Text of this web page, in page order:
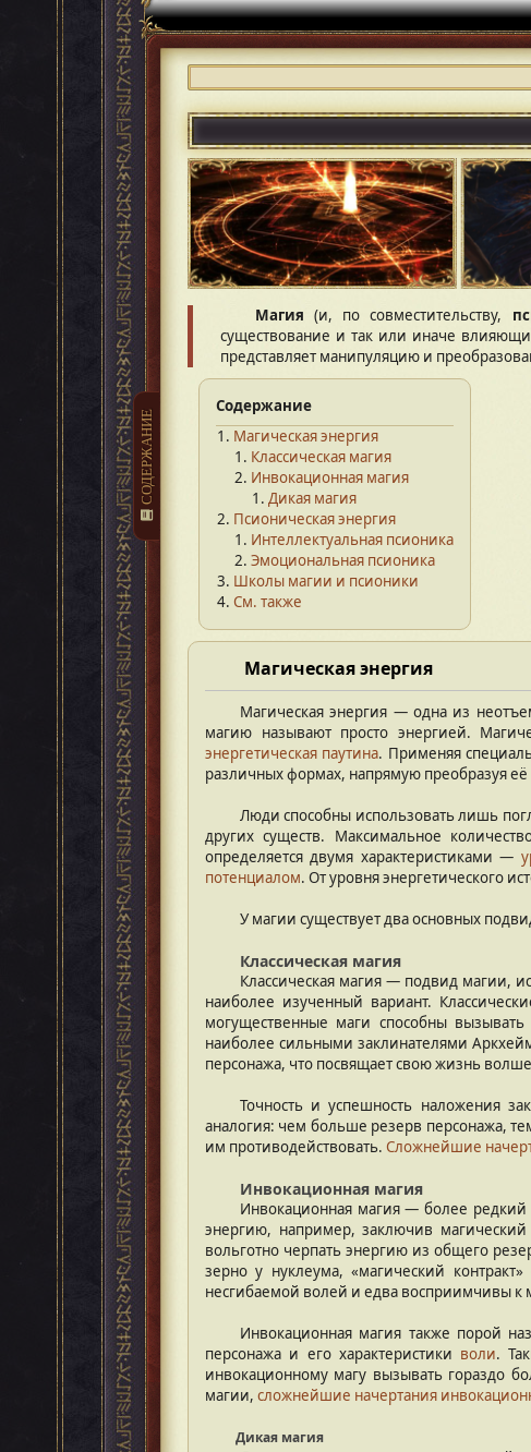
СОДЕРЖАНИЕ
Магия (и, по совместительству,
существование и так или иначе
представляет манипуляцию и
Содержание
Магическая энергия
Классическая магия
Инвокационная магия
Дикая магия
Псионическая энергия
Интеллектуальная псионика
Эмоциональная псионика
Школы магии и псионики
См. также
Магическая энергия
Магическая энергия — одна из
магию называют просто энергией.
энергетическая паутина. Применяя
различных формах, напрямую преобразуя её
Люди способны использовать лишь
других существ. Максимальное
определяется двумя характеристиками —
потенциалом. От уровня энергетического
У магии существует два основных
Классическая магия
Классическая магия — подвид магии,
наиболее изученный вариант.
могущественные маги способны
наиболее сильными заклинателями
персонажа, что посвящает свою жизнь
Точность и успешность наложения
аналогия: чем больше резерв персонажа,
им противодействовать. Сложнейшие
Инвокационная магия
Инвокационная магия — более
энергию, например, заключив магический
вольготно черпать энергию из общего
зерно у нуклеума, «магический
несгибаемой волей и едва восприимчивы к
Инвокационная магия также порой
персонажа и его характеристики воли.
инвокационному магу вызывать гораздо
магии, сложнейшие начертания
Дикая магия